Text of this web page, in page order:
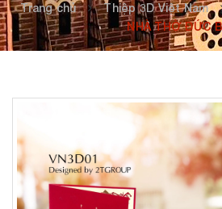
Trang chủ Thiệp 3D Việt Nam
NHÀ THỜ ĐỨC